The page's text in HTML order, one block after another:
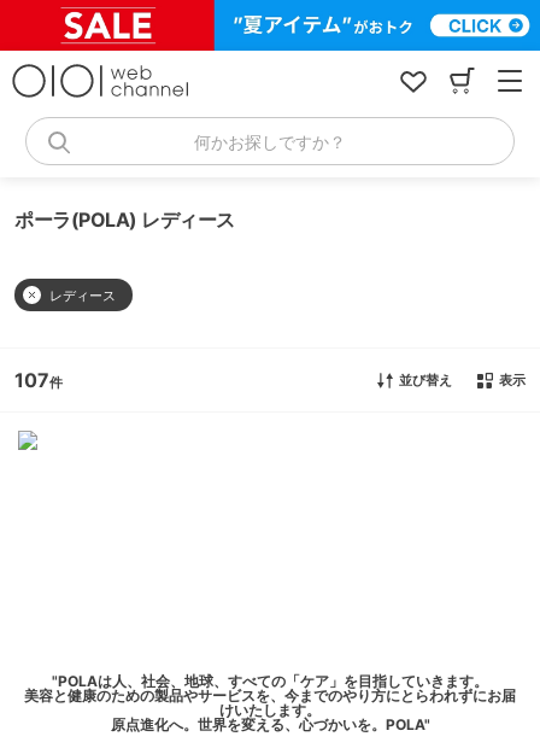
何かお探しですか？
ポーラ(POLA) レディース
レディース
107 並び替え 表示
"POLAは人、社会、地球、すべての「ケア」を目指していきます。
美容と健康のための製品やサービスを、今までのやり方にとらわれずにお届
けいたします。